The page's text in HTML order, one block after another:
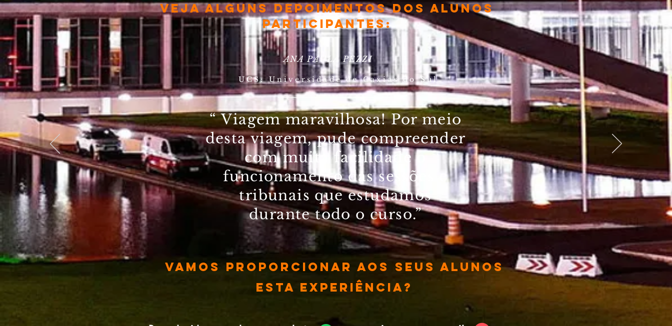
veja alguns depoimentos dos alunos
participantes:
ANA PAULA PEZZI
UCS: Universidade de Caxias do Sul
“ Viagem maravilhosa! Por meio
desta viagem, pude compreender
com muita facilidade o
funcionamento das sessões e
tribunais que estudamos
durante todo o curso.”
vamos proporcionar aos seus alunos
esta experiência?